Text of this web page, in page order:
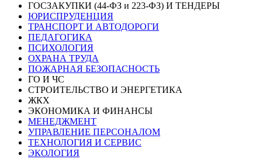
ГОСЗАКУПКИ (44-ФЗ и 223-ФЗ) И ТЕНДЕРЫ
ЮРИСПРУДЕНЦИЯ
ТРАНСПОРТ И АВТОДОРОГИ
ПЕДАГОГИКА
ПСИХОЛОГИЯ
ОХРАНА ТРУДА
ПОЖАРНАЯ БЕЗОПАСНОСТЬ
ГО И ЧС
СТРОИТЕЛЬСТВО И ЭНЕРГЕТИКА
ЖКХ
ЭКОНОМИКА И ФИНАНСЫ
МЕНЕДЖМЕНТ
УПРАВЛЕНИЕ ПЕРСОНАЛОМ
ТЕХНОЛОГИЯ И СЕРВИС
ЭКОЛОГИЯ